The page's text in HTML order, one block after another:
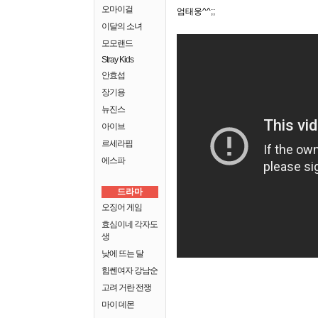
오마이걸
이달의 소녀
모모랜드
Stray Kids
안효섭
장기용
뉴진스
아이브
르세라핌
에스파
드라마
오징어 게임
효심이네 각자도
생
낮에 뜨는 달
힘쎈여자 강남순
고려 거란 전쟁
마이 데몬
엄태웅^^;;